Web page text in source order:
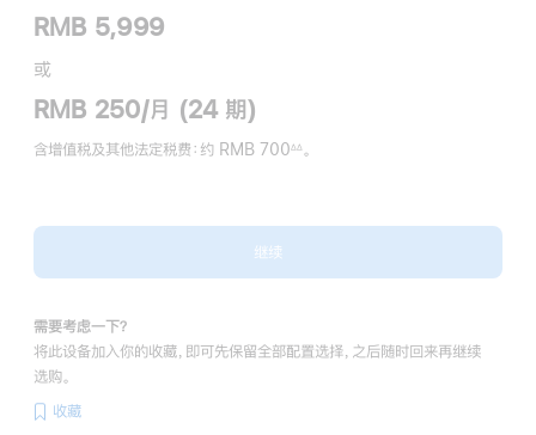
RMB 5,999
或
RMB 250/月 (24 期)
含增值税及其他法定税费 ：约 RMB 700∆∆ 。
继续
需要考虑一下？
将此设备加入你的收藏，即可先保留全部配置选择，之后随时回来再继续
选购。
收藏